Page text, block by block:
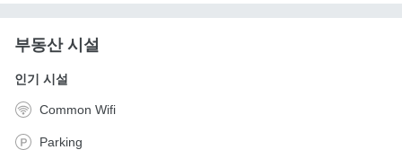
부동산 시설
인기 시설
Common Wifi
Parking